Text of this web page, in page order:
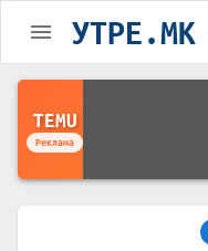
УТРЕ.MK
TEMU
Реклама